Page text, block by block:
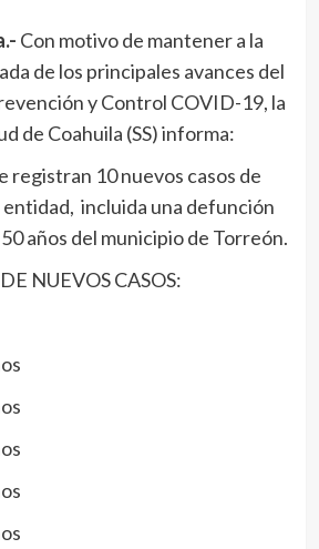
Con motivo de mantener a la
de los principales avances del
y Control COVID-19, la
de Coahuila (SS) informa:
registran 10 nuevos casos de
entidad, incluida una defunción
años del municipio de Torreón.
NUEVOS CASOS: